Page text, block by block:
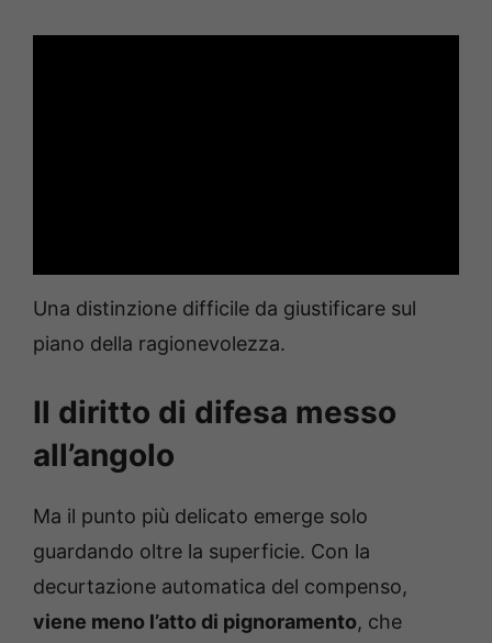
Una distinzione difficile da giustificare sul
piano della ragionevolezza.
Il diritto di difesa messo
all’angolo
Ma il punto più delicato emerge solo
guardando oltre la superficie. Con la
decurtazione automatica del compenso,
viene meno l’atto di pignoramento, che